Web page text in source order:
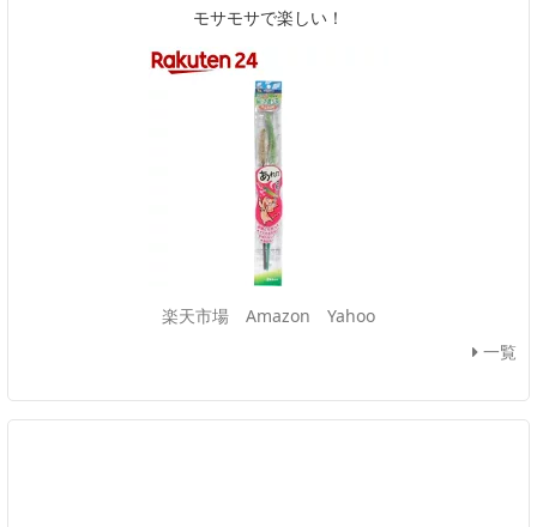
モサモサで楽しい！
楽天市場 Amazon
Yahoo
一覧